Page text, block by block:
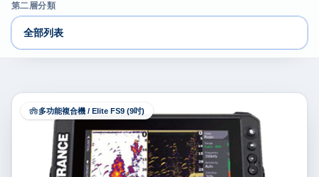
第二層分類
多功能複合機 / Elite FS9 (9吋)